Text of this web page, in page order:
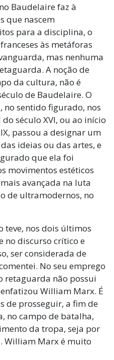
Baudelaire faz à
que nascem
para a disciplina, o
às metáforas
mas nenhuma
A noção de
da cultura, não é
de Baudelaire. O
no sentido figurado, nos
século XVI, ou ao início
passou a designar um
ideias ou das artes, e
que ela foi
movimentos estéticos
avançada na luta
de ultramodernos, no
teve, nos dois últimos
no discurso crítico e
ser considerada de
No seu emprego
retaguarda não possui
William Marx. É
de prosseguir, a fim de
no campo de batalha,
da tropa, seja por
William Marx é muito